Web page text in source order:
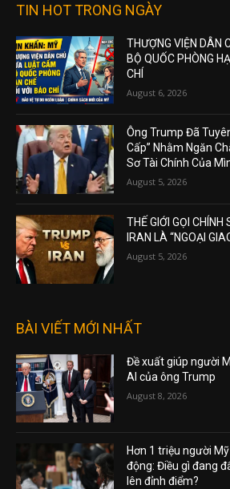
TIN HOT TRONG NGÀY
THƯỢNG VIỆN DÂN
BỘ QUỐC PHÒNG
CHÍ
August 6, 2026
Ông Trump Đã
Cấp” Nhằm Ngăn
Sơ Tài Chính Của
August 5, 2026
THẾ GIỚI GỌI
IRAN LÀ “NGOẠI
August 5, 2026
BÀI VIẾT MỚI NHẤT
Đề xuất giúp người
AI của ông Trump
August 8, 2026
Hơn 1 triệu người
động: Điều gì đang
lên đỉnh điểm?